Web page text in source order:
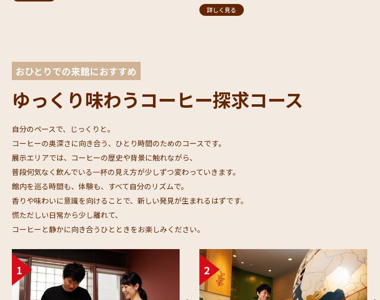
詳しく見る
おひとりでの来館におすすめ
ゆっくり味わう​ コーヒー探求コース​
自分のペースで、じっくりと。​
コーヒーの奥深さに向き合う、ひとり時間のためのコースです。​
展示エリアでは、コーヒーの歴史や背景に触れながら、​
普段何気なく飲んでいる一杯の見え方が少しずつ変わっていきます。​
館内を巡る時間も、体験も、すべて自分のリズムで。​
香りや味わいに意識を向けることで、新しい発見が生まれるはずです。​
慌ただしい日常から少し離れて、​
コーヒーと静かに向き合うひとときをお楽しみください。​​